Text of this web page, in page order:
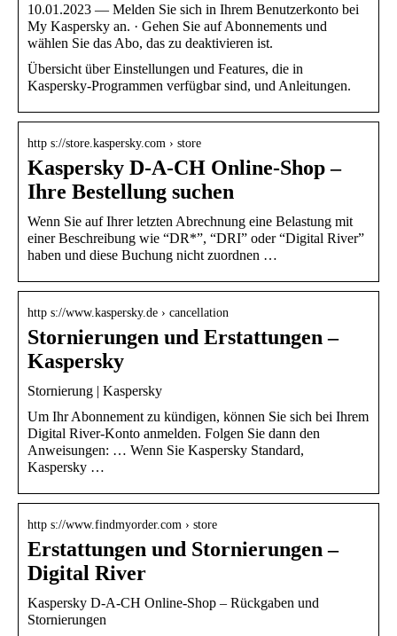
10.01.2023 — Melden Sie sich in Ihrem Benutzerkonto bei
My Kaspersky an. · Gehen Sie auf Abonnements und
wählen Sie das Abo, das zu deaktivieren ist.
Übersicht über Einstellungen und Features, die in
Kaspersky-Programmen verfügbar sind, und Anleitungen.
http s://store.kaspersky.com › store
Kaspersky D-A-CH Online-Shop –
Ihre Bestellung suchen
Wenn Sie auf Ihrer letzten Abrechnung eine Belastung mit
einer Beschreibung wie “DR*”, “DRI” oder “Digital River”
haben und diese Buchung nicht zuordnen …
http s://www.kaspersky.de › cancellation
Stornierungen und Erstattungen –
Kaspersky
Stornierung | Kaspersky
Um Ihr Abonnement zu kündigen, können Sie sich bei Ihrem
Digital River-Konto anmelden. Folgen Sie dann den
Anweisungen: … Wenn Sie Kaspersky Standard,
Kaspersky …
http s://www.findmyorder.com › store
Erstattungen und Stornierungen –
Digital River
Kaspersky D-A-CH Online-Shop – Rückgaben und
Stornierungen